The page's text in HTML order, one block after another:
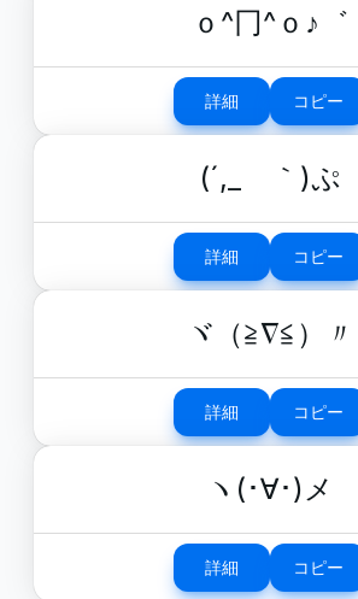
ｏ^冂^ｏ♪゛
詳細 コピー
(´,_ゝ｀)ぷ
詳細 コピー
ヾ（≧∇≦）〃
詳細 コピー
ヽ(･∀･)メ
詳細 コピー